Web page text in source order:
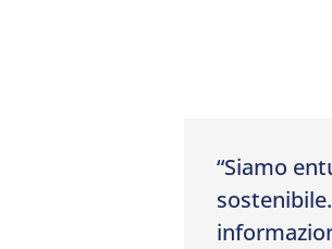
“Siamo